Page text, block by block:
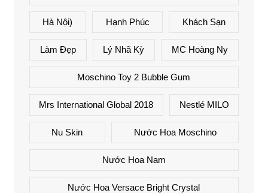
Hà Nội) Hạnh Phúc Khách Sạn
Làm Đẹp Lý Nhã Kỳ MC Hoàng Ny
Moschino Toy 2 Bubble Gum
Mrs International Global 2018 Nestlé MILO
Nu Skin Nước Hoa Moschino
Nước Hoa Nam
Nước Hoa Versace Bright Crystal